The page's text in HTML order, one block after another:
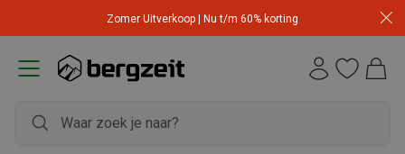
Zomer Uitverkoop | Nu t/m 60% korting